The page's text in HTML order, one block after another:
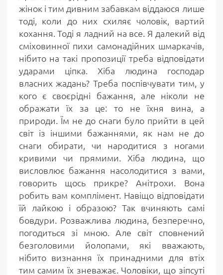
жінок і тим дивним забавкам віддаюся лише
тоді, коли до них схиляє чоловік, вартий
кохання. Тоді я ладний на все. Я далекий від
сміховинної пихи самонадійних шмаркачів,
нібито на такі пропозиції треба відповідати
ударами ціпка. Хіба людина господар
власних жадань? Треба поспівчувати тим, у
кого є своєрідні бажання, але ніколи не
ображати їх за це: то не їхня вина, а
природи. Їм не до снаги було прийти в цей
світ із іншими бажаннями, як нам не до
снаги обирати, чи народитися з ногами
кривими чи прямими. Хіба людина, що
висловлює бажання насолодитися з вами,
говорить щось прикре? Анітрохи. Вона
робить вам комплімент. Навіщо відповідати
їй лайкою і образою? Так вчиняють самі
бовдури. Розважлива людина, безперечно,
погодиться зі мною. Але світ сповнений
безголовими йолопами, які вважають,
нібито визнання їх принадними для втіх
тим самим їх зневажає. Чоловіки, що зіпсуті